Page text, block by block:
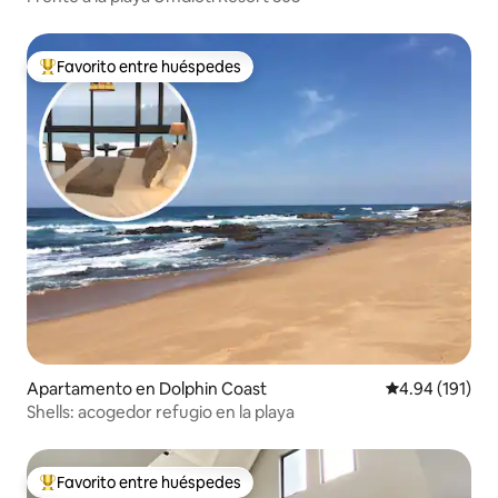
Favorito entre huéspedes preferido
Favorito entre huéspedes
Apartamento en Dolphin Coast Calificación
4.94 (191)
Shells: acogedor refugio en la playa
Favorito entre huéspedes preferido
Favorito entre huéspedes